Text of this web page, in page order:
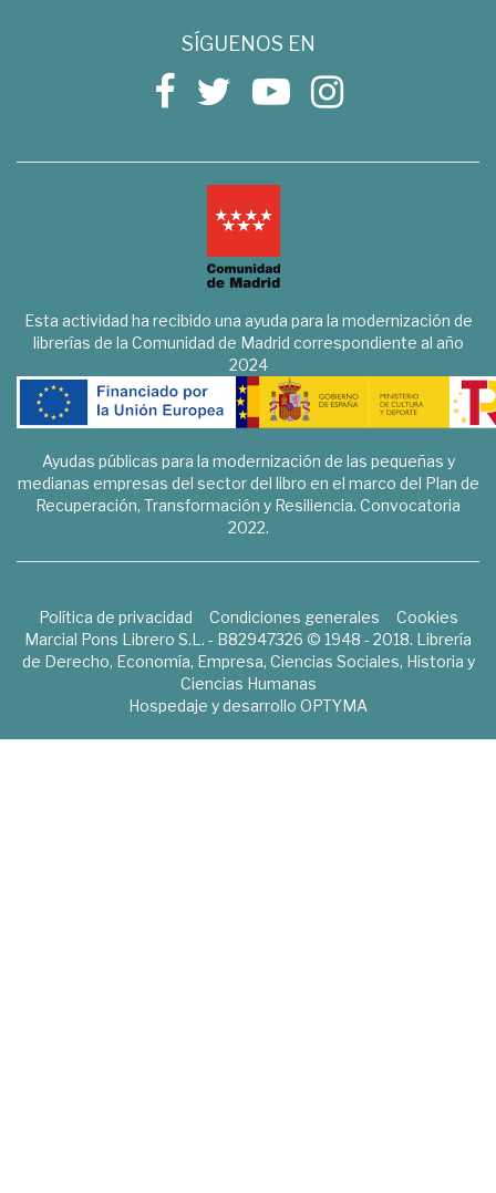
SÍGUENOS EN
Esta actividad ha recibido una ayuda para la modernización de
librerías de la Comunidad de Madrid correspondiente al año
2024
Ayudas públicas para la modernización de las pequeñas y
medianas empresas del sector del libro en el marco del Plan de
Recuperación, Transformación y Resiliencia. Convocatoria
2022.
Política de privacidad Condiciones generales
Cookies
Marcial Pons Librero S.L. - B82947326 © 1948 - 2018. Librería
de Derecho, Economía, Empresa, Ciencias Sociales, Historia y
Ciencias Humanas
Hospedaje y desarrollo OPTYMA